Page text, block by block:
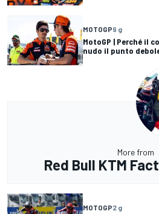
MOTOGP9 g
MotoGP | Perché il
nudo il punto
More from
Red Bull KTM
MOTOGP2 g